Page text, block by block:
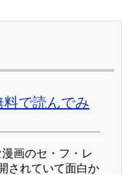
で読んでみ
画のセ・フ・レ
されていて面白か